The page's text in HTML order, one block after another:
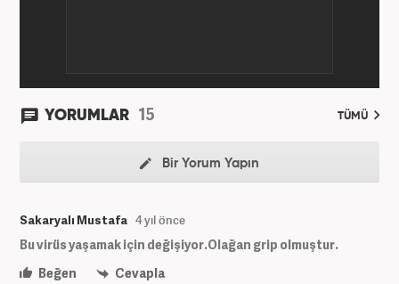
YORUMLAR 15 TÜMÜ
Bir Yorum Yapın
Sakaryalı Mustafa 4 yıl önce
Bu virüs yaşamak için değişiyor.Olağan grip olmuştur.
Beğen
Cevapla